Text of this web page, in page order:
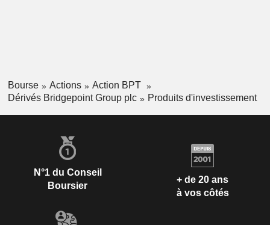
Bourse Actions
Action BPT
Dérivés Bridgepoint Group plc
Produits d'investissement
N°1 du Conseil
Boursier
+ de 20 ans
à vos côtés